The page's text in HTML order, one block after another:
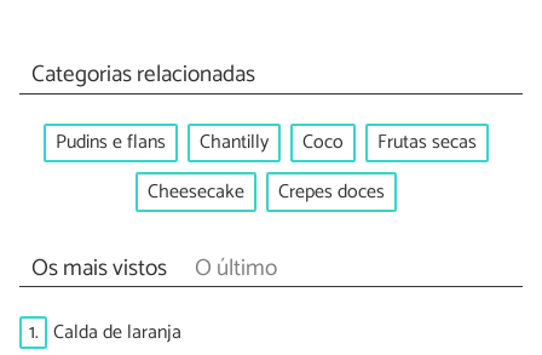
Categorias relacionadas
Pudins e flans Chantilly Coco
Frutas secas
Cheesecake
Crepes doces
Os mais vistos O último
1. Calda de laranja